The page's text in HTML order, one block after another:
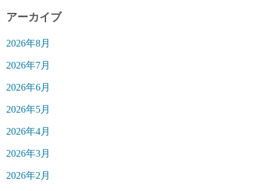
アーカイブ
2026年8月
2026年7月
2026年6月
2026年5月
2026年4月
2026年3月
2026年2月